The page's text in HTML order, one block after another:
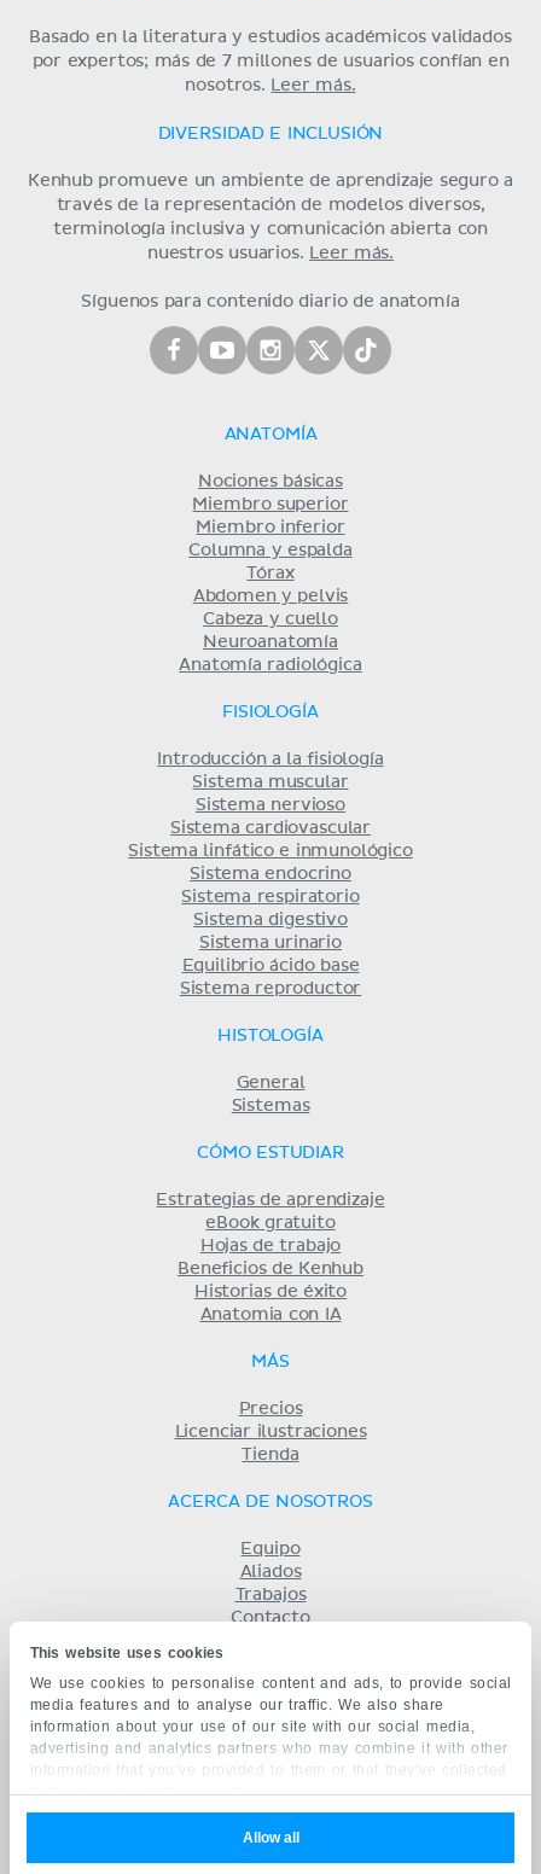
This website uses cookies
We use cookies to personalise content and ads, to provide social
media features and to analyse our traffic. We also share
information about your use of our site with our social media,
advertising and analytics partners who may combine it with other
information that you’ve provided to them or that they’ve collected
from your use of their services.
Allow all
Basado en la literatura y estudios académicos validados
por expertos; más de 7 millones de usuarios confían en
nosotros.
Leer más.
DIVERSIDAD E INCLUSIÓN
Kenhub promueve un ambiente de aprendizaje seguro a
través de la representación de modelos diversos,
terminología inclusiva y comunicación abierta con
nuestros usuarios.
Leer más.
Síguenos para contenido diario de anatomía
ANATOMÍA
Nociones básicas
Miembro superior
Miembro inferior
Columna y espalda
Tórax
Abdomen y pelvis
Cabeza y cuello
Neuroanatomía
Anatomía radiológica
FISIOLOGÍA
Introducción a la fisiología
Sistema muscular
Sistema nervioso
Sistema cardiovascular
Sistema linfático e inmunológico
Sistema endocrino
Sistema respiratorio
Sistema digestivo
Sistema urinario
Equilibrio ácido base
Sistema reproductor
HISTOLOGÍA
General
Sistemas
CÓMO ESTUDIAR
Estrategias de aprendizaje
eBook gratuito
Hojas de trabajo
Beneficios de Kenhub
Historias de éxito
Anatomia con IA
MÁS
Precios
Licenciar ilustraciones
Tienda
ACERCA DE NOSOTROS
Equipo
Aliados
Trabajos
Contacto
Términos y condiciones
Privacidad
KENHUB EN...
English
русский